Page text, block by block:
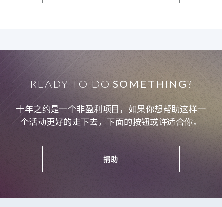
READY TO DOSOMETHING?
十年之约是一个非盈利项目，如果你想帮助这样一
个活动更好的走下去，下面的按钮或许适合你。
捐助